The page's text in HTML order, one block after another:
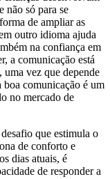
não só para se
de ampliar as
outro idioma ajuda
na confiança em
a comunicação está
vez que depende
boa comunicação é um
no mercado de
que estimula o
de conforto e
dias atuais, é
de responder a